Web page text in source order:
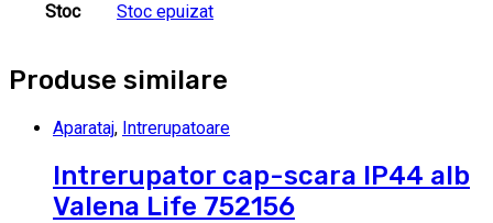
Stoc Stoc epuizat
Produse similare
Aparataj, Intrerupatoare
Intrerupator cap-scara IP44 alb
Valena Life 752156